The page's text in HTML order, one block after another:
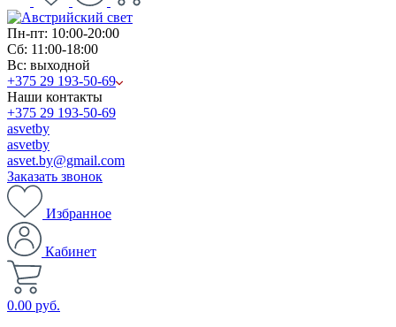
Пн-пт: 10:00-20:00
Сб: 11:00-18:00
Вс: выходной
+375 29 193-50-69
Наши контакты
+375 29 193-50-69
asvetby
asvetby
asvet.by@gmail.com
Заказать звонок
Избранное
Кабинет
0.00 руб.